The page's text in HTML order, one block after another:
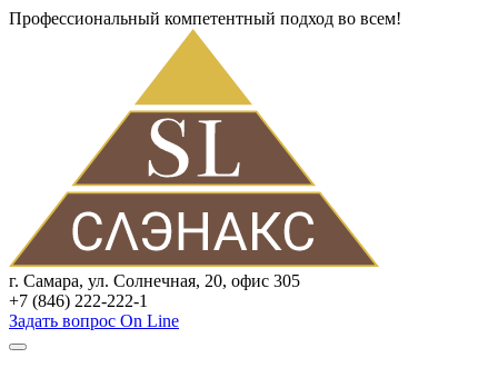
Профессиональный компетентный подход во всем!
г. Самара, ул. Солнечная, 20, офис 305
+7 (846) 222-222-1
Задать вопрос On Line